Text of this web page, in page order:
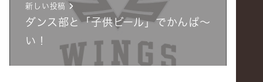
新しい投稿
ダンス部と「子供ビール」でかんぱ～
い！